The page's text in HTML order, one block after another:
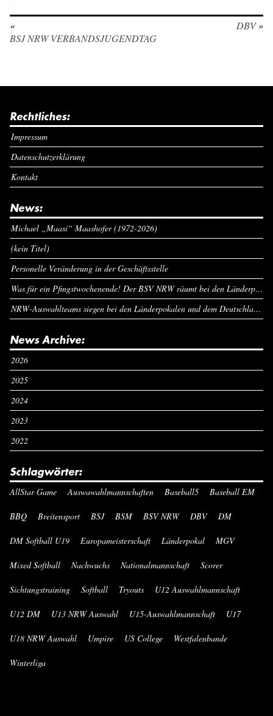
«
BSJ NRW VERBANDSJUGENDTAG
DBV»
Rechtliches:
Impressum
Datenschutzerklärung
Kontakt
News:
Michael „Maasi“ Maashofer (1972-2026)
(kein Titel)
Personelle Veränderung in der Geschäftsstelle
Was für ein Pfingstwochenende! Der BSV NRW räumt bei den Länderpokalen ab
NRW-Auswahlteams siegen bei den Länderpokalen und dem Deutschlandcup an Pfingsten
News Archive:
2026
2025
2024
2023
2022
Schlagwörter:
AllStar Game Auswawahlmannschaften Baseball5 Baseball EM
BBQ Breitensport BSJ BSM BSV NRW DBV DM
DM Softball U19 Europameisterschaft Länderpokal MGV
Mixed Softball Nachwuchs Nationalmannschaft Scorer
Sichtungstraining Softball Tryouts U12 Auswahlmannschaft
U12 DM U13 NRW Auswahl U15-Auswahlmannschaft U17
U18 NRW Auswahl Umpire US College Westfalenbande
Winterliga